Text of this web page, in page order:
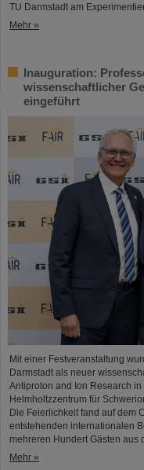
TU Darmstadt am
Mehr »
Inauguration:
wissenschaftlicher
eingeführt
Mit einer Festveranstaltung
Darmstadt als neuer
Antiproton and Ion Research in
Helmholtzzentrum für
Die Feierlichkeit fand auf dem
entstehenden internationalen
mehreren Hundert Gästen aus
Mehr »